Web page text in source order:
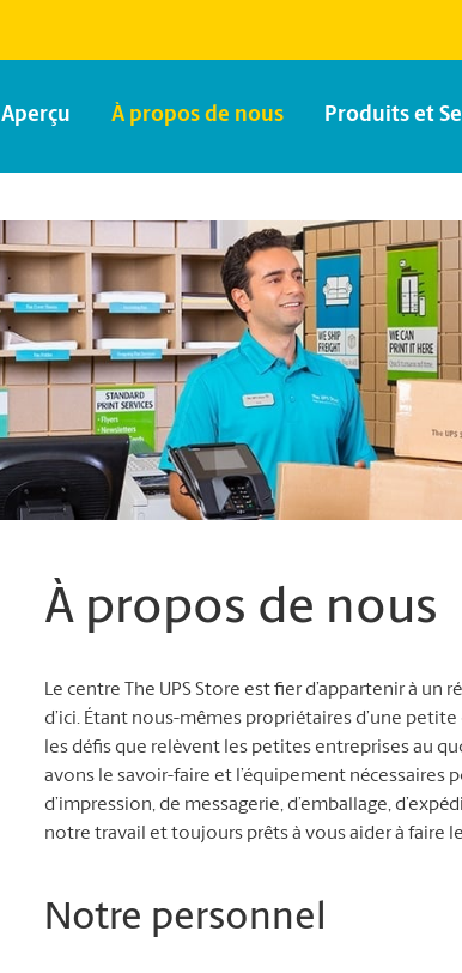
Aperçu À propos de nous Produits et
À propos de nous
Le centre The UPS Store est fier d’appartenir à
d’ici. Étant nous-mêmes propriétaires d’une
les défis que relèvent les petites entreprises au
avons le savoir-faire et l’équipement
d’impression, de messagerie, d’emballage,
notre travail et toujours prêts à vous aider à faire
Notre personnel